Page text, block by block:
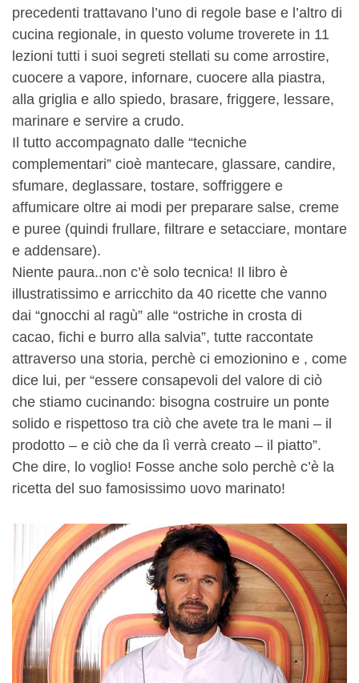
precedenti trattavano l’uno di regole base e l’altro di
cucina regionale, in questo volume troverete in 11
lezioni tutti i suoi segreti stellati su come arrostire,
cuocere a vapore, infornare, cuocere alla piastra,
alla griglia e allo spiedo, brasare, friggere, lessare,
marinare e servire a crudo.
Il tutto accompagnato dalle “tecniche
complementari” cioè mantecare, glassare, candire,
sfumare, deglassare, tostare, soffriggere e
affumicare oltre ai modi per preparare salse, creme
e puree (quindi frullare, filtrare e setacciare, montare
e addensare).
Niente paura..non c’è solo tecnica! Il libro è
illustratissimo e arricchito da 40 ricette che vanno
dai “gnocchi al ragù” alle “ostriche in crosta di
cacao, fichi e burro alla salvia”, tutte raccontate
attraverso una storia, perchè ci emozionino e , come
dice lui, per “essere consapevoli del valore di ciò
che stiamo cucinando: bisogna costruire un ponte
solido e rispettoso tra ciò che avete tra le mani – il
prodotto – e ciò che da lì verrà creato – il piatto”.
Che dire, lo voglio! Fosse anche solo perchè c’è la
ricetta del suo famosissimo uovo marinato!